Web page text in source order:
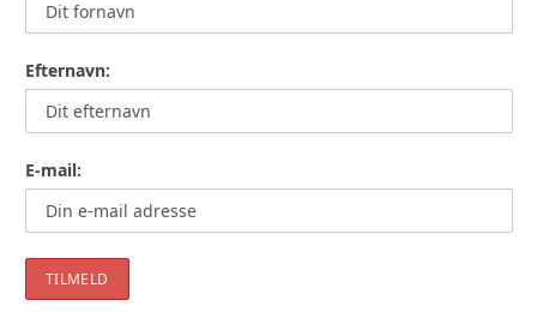
Efternavn:
E-mail: